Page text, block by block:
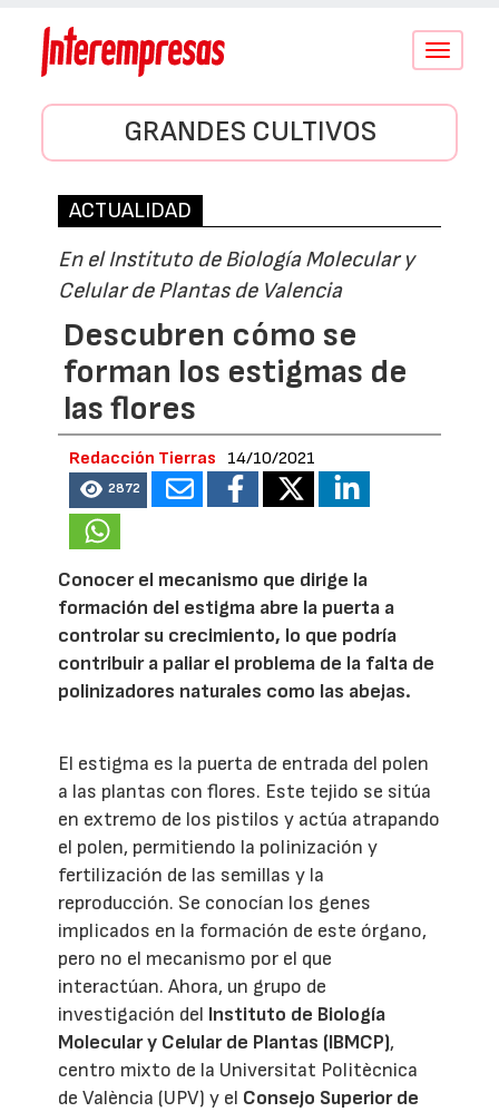
Conmutar
GRANDES CULTIVOS
ACTUALIDAD
En el Instituto de Biología Molecular y
Celular de Plantas de Valencia
Descubren cómo se
forman los estigmas de
las flores
Redacción Tierras 14/10/2021
2872
Conocer el mecanismo que dirige la
formación del estigma abre la puerta a
controlar su crecimiento, lo que podría
contribuir a paliar el problema de la falta de
polinizadores naturales como las abejas.
El estigma es la puerta de entrada del polen
a las plantas con flores. Este tejido se sitúa
en extremo de los pistilos y actúa atrapando
el polen, permitiendo la polinización y
fertilización de las semillas y la
reproducción. Se conocían los genes
implicados en la formación de este órgano,
pero no el mecanismo por el que
interactúan. Ahora, un grupo de
investigación del Instituto de Biología
Molecular y Celular de Plantas (IBMCP),
centro mixto de la Universitat Politècnica
de València (UPV) y el Consejo Superior de